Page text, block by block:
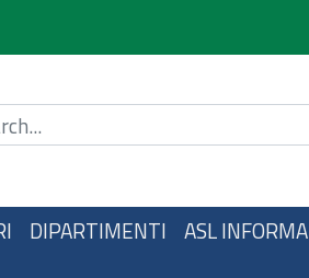
nel sito
DIPARTIMENTI ASL INFORMA